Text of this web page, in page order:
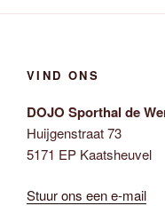
VIND ONS
DOJO Sporthal de
Huijgenstraat 73
5171 EP Kaatsheuvel
Stuur ons een e-mail